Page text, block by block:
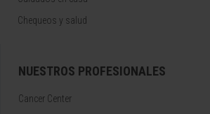
Chequeos y salud
NUESTROS PROFESIONALES
Cancer Center